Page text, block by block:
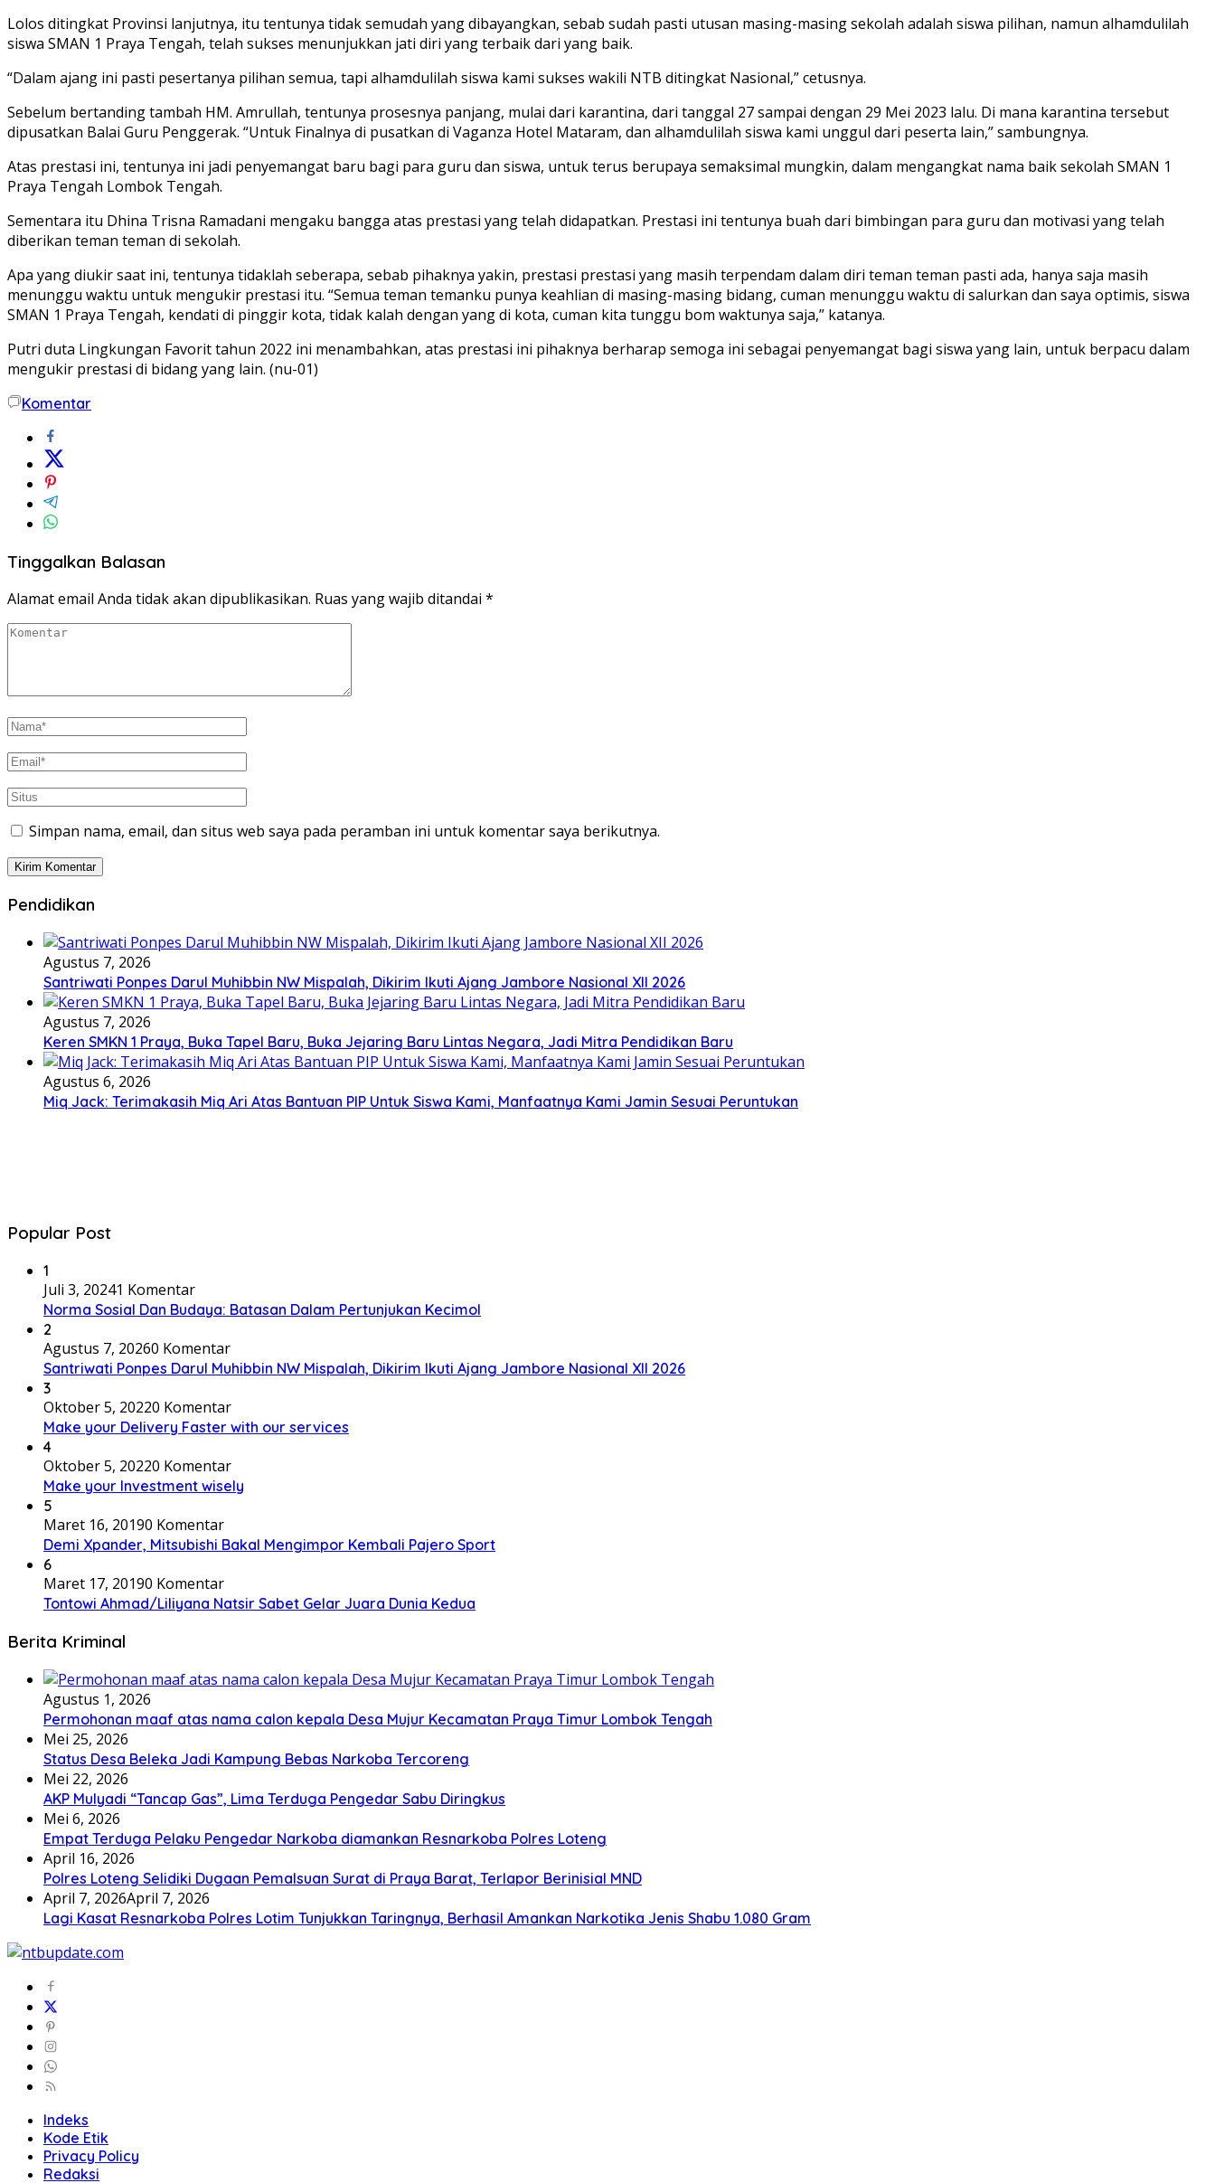
Lolos ditingkat Provinsi lanjutnya, itu tentunya tidak semudah yang dibayangkan, sebab sudah pasti utusan masing-masing sekolah adalah siswa pilihan, namun alhamdulilah
siswa SMAN 1 Praya Tengah, telah sukses menunjukkan jati diri yang terbaik dari yang baik.
“Dalam ajang ini pasti pesertanya pilihan semua, tapi alhamdulilah siswa kami sukses wakili NTB ditingkat Nasional,” cetusnya.
Sebelum bertanding tambah HM. Amrullah, tentunya prosesnya panjang, mulai dari karantina, dari tanggal 27 sampai dengan 29 Mei 2023 lalu. Di mana karantina tersebut
dipusatkan Balai Guru Penggerak. “Untuk Finalnya di pusatkan di Vaganza Hotel Mataram, dan alhamdulilah siswa kami unggul dari peserta lain,” sambungnya.
Atas prestasi ini, tentunya ini jadi penyemangat baru bagi para guru dan siswa, untuk terus berupaya semaksimal mungkin, dalam mengangkat nama baik sekolah SMAN 1
Praya Tengah Lombok Tengah.
Sementara itu Dhina Trisna Ramadani mengaku bangga atas prestasi yang telah didapatkan. Prestasi ini tentunya buah dari bimbingan para guru dan motivasi yang telah
diberikan teman teman di sekolah.
Apa yang diukir saat ini, tentunya tidaklah seberapa, sebab pihaknya yakin, prestasi prestasi yang masih terpendam dalam diri teman teman pasti ada, hanya saja masih
menunggu waktu untuk mengukir prestasi itu. “Semua teman temanku punya keahlian di masing-masing bidang, cuman menunggu waktu di salurkan dan saya optimis, siswa
SMAN 1 Praya Tengah, kendati di pinggir kota, tidak kalah dengan yang di kota, cuman kita tunggu bom waktunya saja,” katanya.
Putri duta Lingkungan Favorit tahun 2022 ini menambahkan, atas prestasi ini pihaknya berharap semoga ini sebagai penyemangat bagi siswa yang lain, untuk berpacu dalam
mengukir prestasi di bidang yang lain. (nu-01)
Komentar
Tinggalkan Balasan
Alamat email Anda tidak akan dipublikasikan. Ruas yang wajib ditandai *
Simpan nama, email, dan situs web saya pada peramban ini untuk komentar saya berikutnya.
Pendidikan
Agustus 7, 2026
Santriwati Ponpes Darul Muhibbin NW Mispalah, Dikirim Ikuti Ajang Jambore Nasional XII 2026
Agustus 7, 2026
Keren SMKN 1 Praya, Buka Tapel Baru, Buka Jejaring Baru Lintas Negara, Jadi Mitra Pendidikan Baru
Agustus 6, 2026
Miq Jack: Terimakasih Miq Ari Atas Bantuan PIP Untuk Siswa Kami, Manfaatnya Kami Jamin Sesuai Peruntukan
Popular Post
1
Juli 3, 20241 Komentar
Norma Sosial Dan Budaya: Batasan Dalam Pertunjukan Kecimol
2
Agustus 7, 20260 Komentar
Santriwati Ponpes Darul Muhibbin NW Mispalah, Dikirim Ikuti Ajang Jambore Nasional XII 2026
3
Oktober 5, 20220 Komentar
Make your Delivery Faster with our services
4
Oktober 5, 20220 Komentar
Make your Investment wisely
5
Maret 16, 20190 Komentar
Demi Xpander, Mitsubishi Bakal Mengimpor Kembali Pajero Sport
6
Maret 17, 20190 Komentar
Tontowi Ahmad/Liliyana Natsir Sabet Gelar Juara Dunia Kedua
Berita Kriminal
Agustus 1, 2026
Permohonan maaf atas nama calon kepala Desa Mujur Kecamatan Praya Timur Lombok Tengah
Mei 25, 2026
Status Desa Beleka Jadi ‎Kampung Bebas Narkoba Tercoreng
Mei 22, 2026
AKP Mulyadi “Tancap Gas”, Lima Terduga Pengedar Sabu Diringkus
Mei 6, 2026
Empat Terduga Pelaku Pengedar Narkoba diamankan Resnarkoba Polres Loteng
April 16, 2026
Polres Loteng Selidiki Dugaan Pemalsuan Surat di Praya Barat, Terlapor Berinisial MND
April 7, 2026April 7, 2026
Lagi Kasat Resnarkoba Polres Lotim Tunjukkan Taringnya, Berhasil Amankan Narkotika Jenis Shabu 1.080 Gram
Indeks
Kode Etik
Privacy Policy
Redaksi